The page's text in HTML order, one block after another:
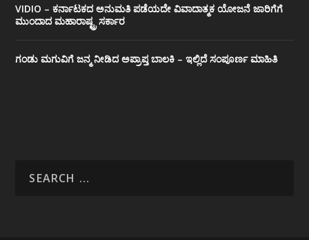
VIDIO – ಕರ್ನಾಟಕದ ಅನುಮತಿ ಪಡೆಯದೇ ವಿವಾದಾತ್ಮಕ ಯೋಜನೆ ಜಾರಿಗೆಗೆ
ಮುಂದಾದ ಮಹಾರಾಷ್ಟ್ರ ಸರ್ಕಾರ
ಗಂಡು ಮಗುವಿಗೆ ಜನ್ಮ ನೀಡಿದ ಅಪ್ರಾಪ್ತ ಬಾಲಕಿ – ಇಲ್ಲಿದೆ ಸಂಪೂರ್ಣ ಮಾಹಿತಿ